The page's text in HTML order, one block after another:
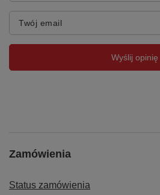
Twój email
Wyślij opinię
Zamówienia
Status zamówienia